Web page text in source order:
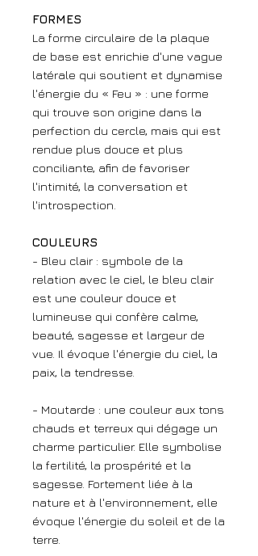
FORMES
La forme circulaire de la plaque
de base est enrichie d'une vague
latérale qui soutient et dynamise
l'énergie du « Feu » : une forme
qui trouve son origine dans la
perfection du cercle, mais qui est
rendue plus douce et plus
conciliante, afin de favoriser
l'intimité, la conversation et
l'introspection.
COULEURS
- Bleu clair : symbole de la
relation avec le ciel, le bleu clair
est une couleur douce et
lumineuse qui confère calme,
beauté, sagesse et largeur de
vue. Il évoque l'énergie du ciel, la
paix, la tendresse.
- Moutarde : une couleur aux tons
chauds et terreux qui dégage un
charme particulier. Elle symbolise
la fertilité, la prospérité et la
sagesse. Fortement liée à la
nature et à l'environnement, elle
évoque l'énergie du soleil et de la
terre.